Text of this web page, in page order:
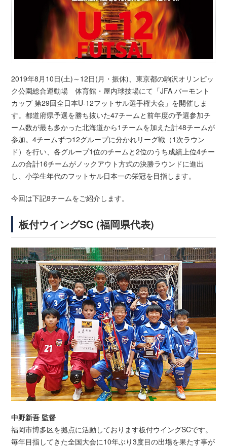
2019年8月10日(土)～12日(月・振休)、東京都の駒沢オリンピッ
ク公園総合運動場 体育館・屋内球技場にて「JFA バーモント
カップ 第29回全日本U-12フットサル選手権大会」を開催しま
す。都道府県予選を勝ち抜いた47チームと前年度の予選参加チ
ーム数が最も多かった北海道から1チームを加えた計48チームが
参加。4チームずつ12グループに分かれリーグ戦（1次ラウン
ド）を行い、各グループ1位のチームと2位のうち成績上位4チー
ムの合計16チームがノックアウト方式の決勝ラウンドに進出
し、小学生年代のフットサル日本一の栄冠を目指します。
今回は下記8チームをご紹介します。
板付ウイングSC (福岡県代表)
中野新吾 監督
福岡市博多区を拠点に活動しております板付ウイングSCです。
毎年目指してきた全国大会に10年ぶり3度目の出場を果たす事が